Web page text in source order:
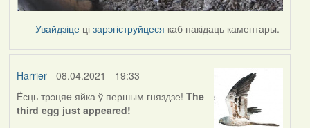
Увайдзіце цізарэгіструйцеся каб пакідаць каментары.
Harrier- 08.04.2021 - 19:33
Ёсць трэцяe яйка ў першым гняздзе! The
third egg just appeared!